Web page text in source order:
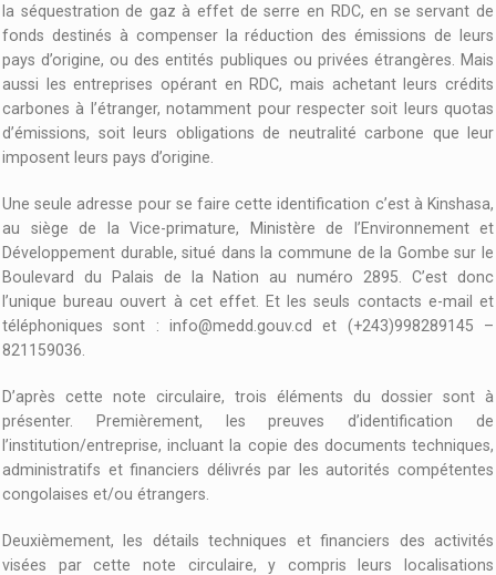
la séquestration de gaz à effet de serre en RDC, en se servant de
fonds destinés à compenser la réduction des émissions de leurs
pays d’origine, ou des entités publiques ou privées étrangères. Mais
aussi les entreprises opérant en RDC, mais achetant leurs crédits
carbones à l’étranger, notamment pour respecter soit leurs quotas
d’émissions, soit leurs obligations de neutralité carbone que leur
imposent leurs pays d’origine.
Une seule adresse pour se faire cette identification c’est à Kinshasa,
au siège de la Vice-primature, Ministère de l’Environnement et
Développement durable, situé dans la commune de la Gombe sur le
Boulevard du Palais de la Nation au numéro 2895. C’est donc
l’unique bureau ouvert à cet effet. Et les seuls contacts e-mail et
téléphoniques sont : info@medd.gouv.cd
et (+243)998289145 –
821159036.
D’après cette note circulaire, trois éléments du dossier sont à
présenter. Premièrement, les preuves d’identification de
l’institution/entreprise, incluant la copie des documents techniques,
administratifs et financiers délivrés par les autorités compétentes
congolaises et/ou étrangers.
Deuxièmement, les détails techniques et financiers des activités
visées par cette note circulaire, y compris leurs localisations